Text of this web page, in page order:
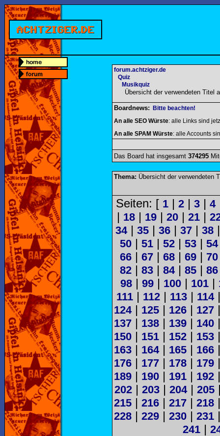
forum.achtziger.de
Quiz
Musikquiz
Übersicht der verwendeten Titel
Boardnews:
Bitte beachten!
An alle SEO Würste: alle Links sind
An alle SPAM Würste: alle Accounts
Das Board hat insgesamt 374295
Thema: Übersicht der verwendeten
Seiten: [ 1| 2| 3| 4
| 18| 19| 20| 21|
34| 35 | 36 | 37 | 38
50 | 51 | 52 | 53 | 54
66 | 67 | 68 | 69 | 70
82 | 83 | 84| 85 | 86
98| 99| 100| 101|
111 | 112 | 113 | 114
124| 125 | 126 | 127
137 | 138 | 139 | 140
150 | 151 | 152 | 153
163 | 164| 165 | 166
176 | 177 | 178 | 179
189 | 190 | 191 | 192
202| 203| 204| 205
215 | 216 | 217 | 218
228 | 229 | 230 | 231
241|